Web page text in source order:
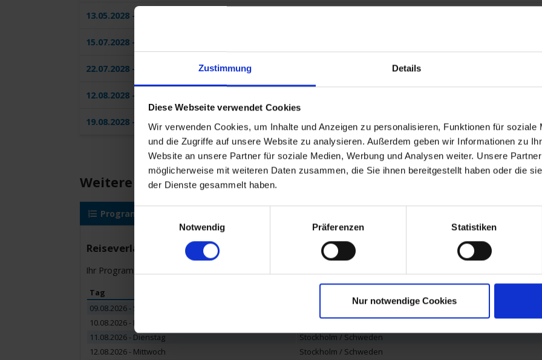
Zustimmung Details
Diese Webseite verwendet Cookies
Wir verwenden Cookies, um Inhalte und Anzeigen zu personalisieren, Funktionen für soziale
und die Zugriffe auf unsere Website zu analysieren. Außerdem geben wir Informationen zu
Website an unsere Partner für soziale Medien, Werbung und Analysen weiter. Unsere
möglicherweise mit weiteren Daten zusammen, die Sie ihnen bereitgestellt haben oder die
der Dienste gesammelt haben.
Einwilligungsauswahl
Notwendig
Präferenzen Statistiken
Nur notwendige Cookies
13.05.2028 - 27.05.2028
15.07.2028 - 29.07.2028
22.07.2028 - 05.08.2028 p.P.
12.08.2028 - 26.08.2028
19.08.2028 - 02.09.2028 ab € 2.695,-p.P.
Weitere Reisedetails
Programm
Reiseverlauf
Ihr Programm für die Kreuzfahrt vom bis zum
Tag
09.08.2026 - Sonntag
10.08.2026 - Montag
11.08.2026 - Dienstag
Stockholm / Schweden
12.08.2026 - Mittwoch
Stockholm / Schweden